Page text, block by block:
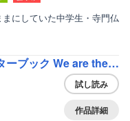
にしていた中学生・寺門仏
“クローズ”＆“WORST”キャラクターブック We are the WORST！
試し読み
作品詳細